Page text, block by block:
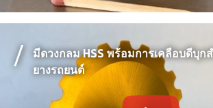
มีดวงกลม HSS พร้อมการเคลือบดีบุก
ยางรถยนต์